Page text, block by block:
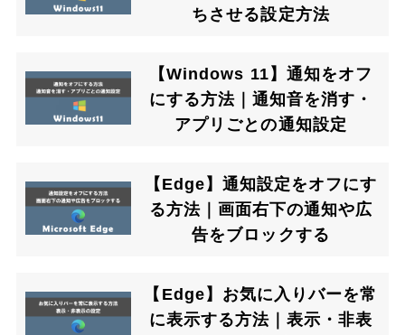
ちさせる設定方法
【Windows 11】通知をオフ
にする方法｜通知音を消す・
アプリごとの通知設定
【Edge】通知設定をオフにす
る方法｜画面右下の通知や広
告をブロックする
【Edge】お気に入りバーを常
に表示する方法｜表示・非表